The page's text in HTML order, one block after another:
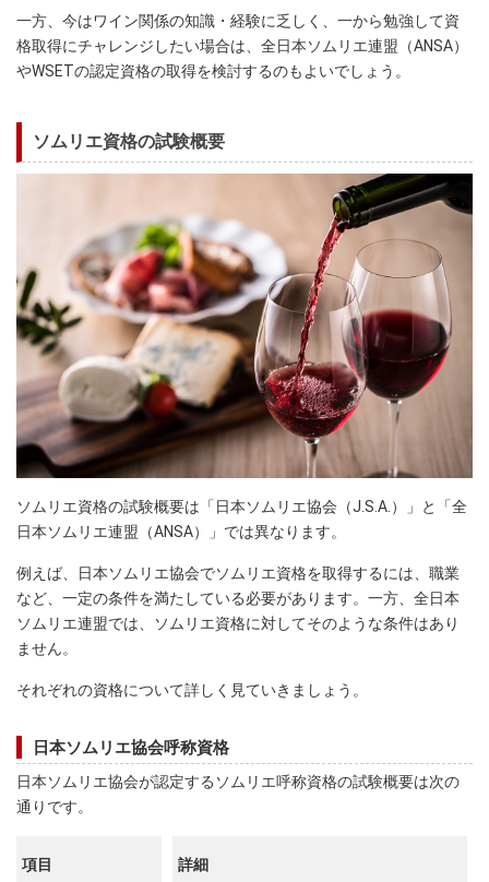
一方、今はワイン関係の知識・経験に乏しく、一から勉強して資
格取得にチャレンジしたい場合は、全日本ソムリエ連盟（ANSA）
やWSETの認定資格の取得を検討するのもよいでしょう。
ソムリエ資格の試験概要
ソムリエ資格の試験概要は「日本ソムリエ協会（J.S.A.）」と「全
日本ソムリエ連盟（ANSA）」では異なります。
例えば、日本ソムリエ協会でソムリエ資格を取得するには、職業
など、一定の条件を満たしている必要があります。一方、全日本
ソムリエ連盟では、ソムリエ資格に対してそのような条件はあり
ません。
それぞれの資格について詳しく見ていきましょう。
日本ソムリエ協会呼称資格
日本ソムリエ協会が認定するソムリエ呼称資格の試験概要は次の
通りです。
項目 詳細